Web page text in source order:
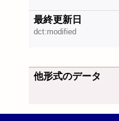
最終更新日
dct:modified
他形式のデータ